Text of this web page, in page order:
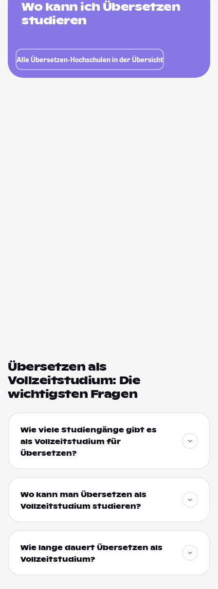
Wo kann ich Übersetzen
studieren
Alle Übersetzen-Hochschulen in der Übersicht
Übersetzen als
Vollzeitstudium: Die
wichtigsten Fragen
Wie viele Studiengänge gibt es
als Vollzeitstudium für
Übersetzen?
Wo kann man Übersetzen als
Vollzeitstudium studieren?
Wie lange dauert Übersetzen als
Vollzeitstudium?